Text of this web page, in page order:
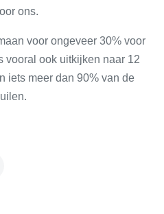
ons.
voor ongeveer 30% voor
vooral ook uitkijken naar 12
iets meer dan 90% van de